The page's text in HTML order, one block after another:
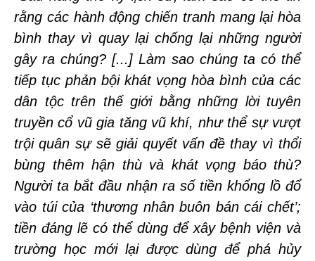
rằng các hành động chiến tranh mang lại hòa
bình thay vì quay lại chống lại những người
gây ra chúng? [...] Làm sao chúng ta có thể
tiếp tục phản bội khát vọng hòa bình của các
dân tộc trên thế giới bằng những lời tuyên
truyền cổ vũ gia tăng vũ khí, như thể sự vượt
trội quân sự sẽ giải quyết vấn đề thay vì thổi
bùng thêm hận thù và khát vọng báo thù?
Người ta bắt đầu nhận ra số tiền khổng lồ đổ
vào túi của ‘thương nhân buôn bán cái chết’;
tiền đáng lẽ có thể dùng để xây bệnh viện và
trường học mới lại được dùng để phá hủy